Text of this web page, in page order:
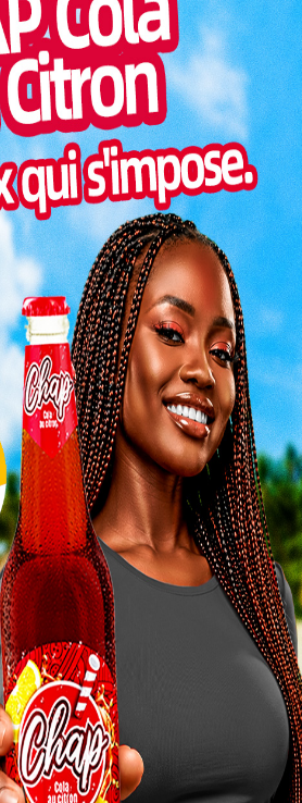
Extradition Paul Damiba: le Togo
silencieux, mais lourd de
qui raconte à lui seul les années
du football togolais.
mauvais résultats qui
de cette vitrine majeure du football
bénéficié de l’exposition nécessaire
internationale. Résultat, le fossé se